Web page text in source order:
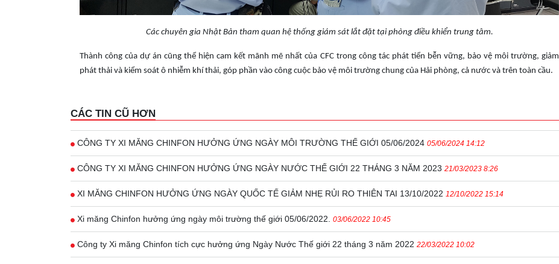
Các chuyên gia Nhật Bản tham quan hệ thống giám sát lắt đặt tại phòng điều khiển trung tâm.
Thành công của dự án cũng thể hiện cam kết mãnh mẽ nhất của CFC trong công tác phát tiển bễn vững, bảo vệ môi trường, giảm
phát thải và kiểm soát ô nhiễm khí thải, góp phần vào công cuộc bảo vệ môi trường chung của Hải phòng, cả nước và trên toàn cầu.
CÁC TIN CŨ HƠN
CÔNG TY XI MĂNG CHINFON HƯỞNG ỨNG NGÀY MÔI TRƯỜNG THẾ GIỚI 05/06/2024 05/06/2024 14:12
CÔNG TY XI MĂNG CHINFON HƯỞNG ỨNG NGÀY NƯỚC THẾ GIỚI 22 THÁNG 3 NĂM 2023 21/03/2023 8:26
XI MĂNG CHINFON HƯỞNG ỨNG NGÀY QUỐC TẾ GIẢM NHẸ RỦI RO THIÊN TAI 13/10/2022 12/10/2022 15:14
Xi măng Chinfon hưởng ứng ngày môi trường thế giới 05/06/2022. 03/06/2022 10:45
Công ty Xi măng Chinfon tích cực hưởng ứng Ngày Nước Thế giới 22 tháng 3 năm 2022 22/03/2022 10:02